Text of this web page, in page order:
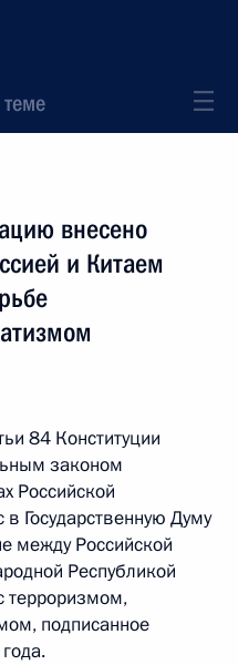
внесено
и Китаем
84 Конституции
законом
Российской
Государственную Думу
между Российской
Республикой
терроризмом,
подписанное